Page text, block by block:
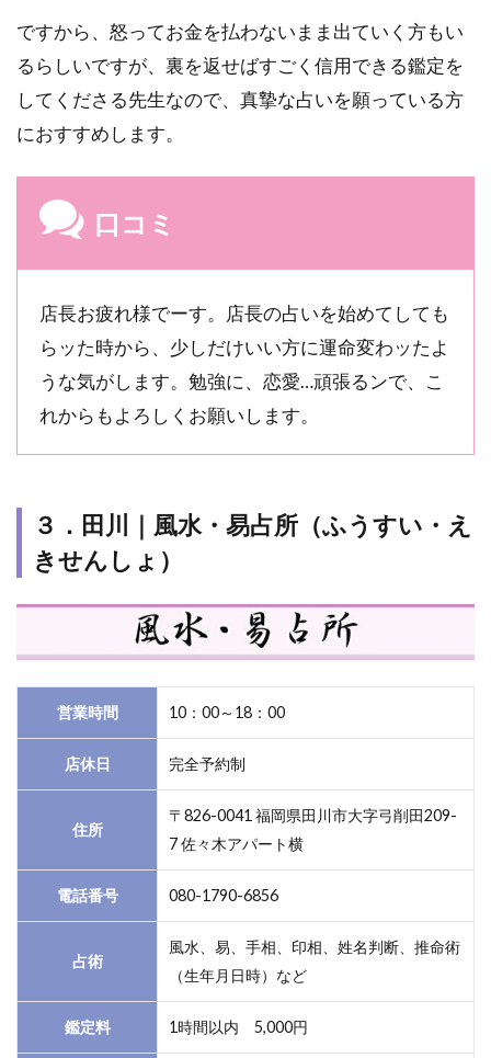
ですから、怒ってお金を払わないまま出ていく方もい
るらしいですが、裏を返せばすごく信用できる鑑定を
してくださる先生なので、真摯な占いを願っている方
におすすめします。
口コミ
店長お疲れ様でーす。店長の占いを始めてしても
らッた時から、少しだけいい方に運命変わッたよ
うな気がします。勉強に、恋愛…頑張るンで、こ
れからもよろしくお願いします。
３．田川｜風水・易占所（ふうすい・え
きせんしょ）
営業時間 10：00～18：00
店休日 完全予約制
住所
〒826-0041 福岡県田川市大字弓削田209-
7 佐々木アパート横
電話番号 080-1790-6856
占術
風水、易、手相、印相、姓名判断、推命術
（生年月日時）など
鑑定料 1時間以内 5,000円